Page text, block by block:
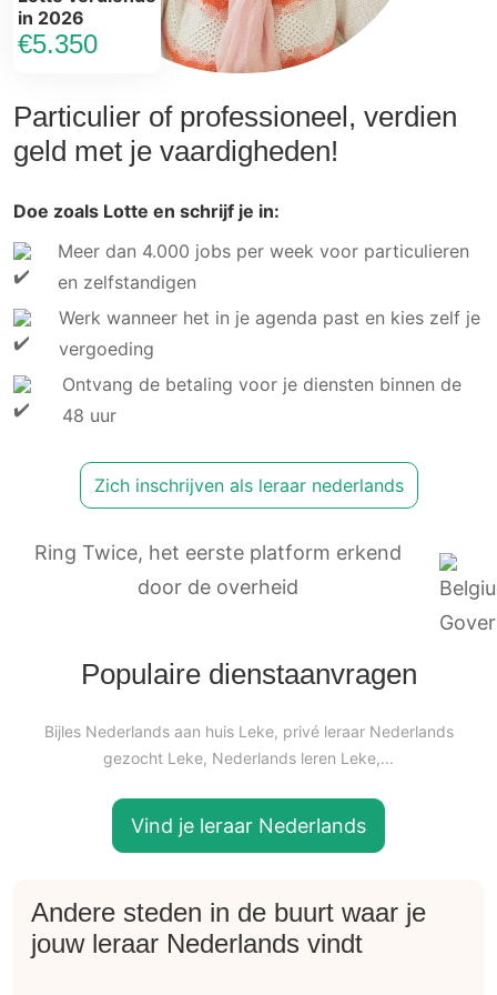
Particulier of professioneel, verdien
geld met je vaardigheden!
Doe zoals Lotte en schrijf je in:
Meer dan 4.000 jobs per week voor particulieren
en zelfstandigen
Werk wanneer het in je agenda past en kies zelf je
vergoeding
Ontvang de betaling voor je diensten binnen de
48 uur
Zich inschrijven als leraar nederlands
in 2026
€5.350
Ring Twice, het eerste platform erkend
door de overheid
Populaire dienstaanvragen
Bijles Nederlands aan huis Leke, privé leraar Nederlands
gezocht Leke, Nederlands leren Leke,...
Vind je leraar Nederlands
Andere steden in de buurt waar je
jouw leraar Nederlands vindt